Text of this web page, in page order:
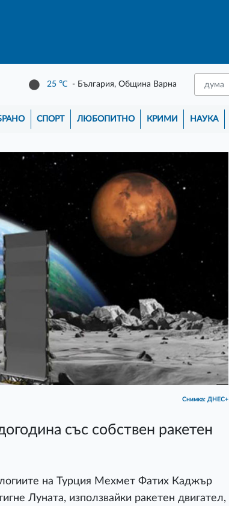
25 ℃ - България, Община Варна
СПОРТ ЛЮБОПИТНО КРИМИ НАУКА
Снимка: ДНЕС+
със собствен ракетен
на Турция Мехмет Фатих Каджър
Луната, използвайки ракетен двигател,